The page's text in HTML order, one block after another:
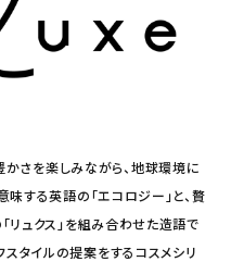
さを楽しみながら、地球環境に
する英語の「エコロジー」と、贅
リュクス」を組み合わせた造語で
スタイルの提案をするコスメシリ